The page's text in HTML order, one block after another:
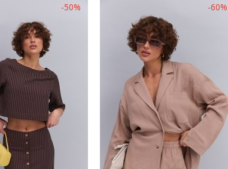
-50% -60%